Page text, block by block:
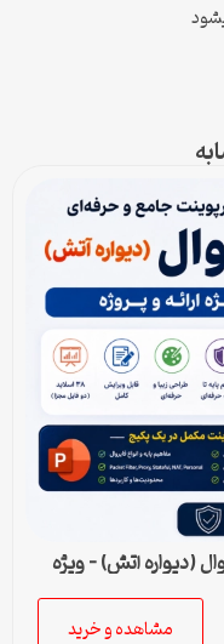
(دیواره آتش) – ویژه
مشاهده و خرید